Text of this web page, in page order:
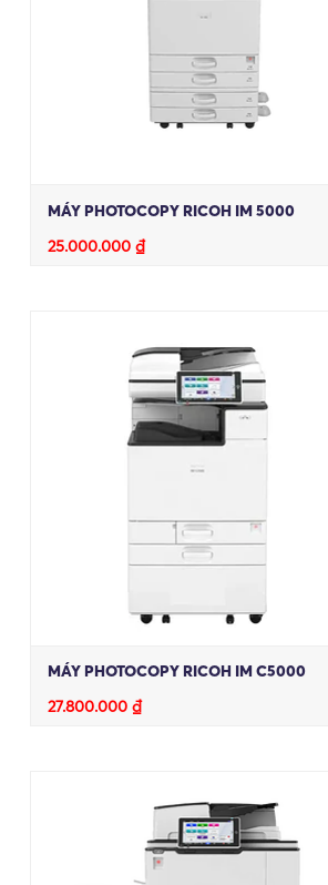
MÁY PHOTOCOPY RICOH IM 5000
25.000.000 ₫
MÁY PHOTOCOPY RICOH IM C5000
27.800.000 ₫